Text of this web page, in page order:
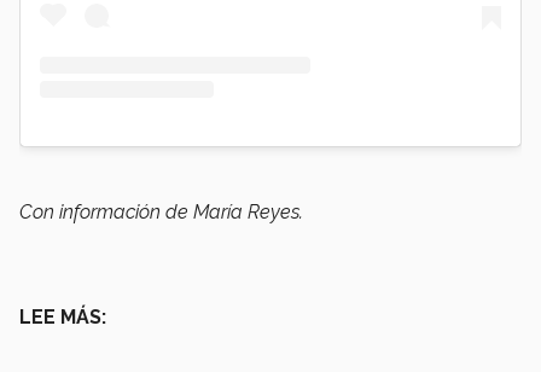
Con información de María Reyes.
LEE MÁS: